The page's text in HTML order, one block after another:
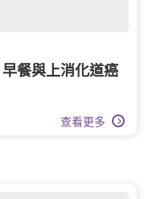
餐與上消化道癌
查看更多